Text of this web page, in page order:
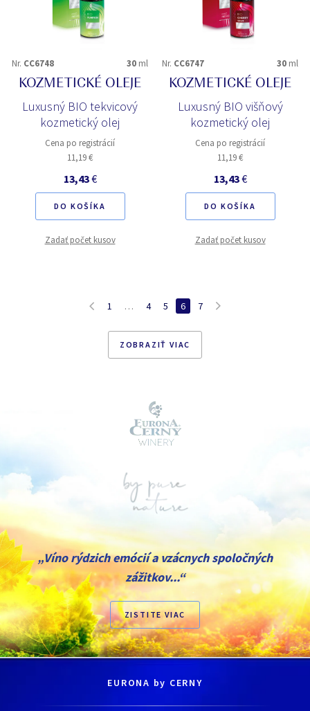
Nr. CC6748 30 ml
KOZMETICKÉ OLEJE
Luxusný BIO tekvicový
kozmetický olej
Cena po registrácií
11,19 €
13,43€
DO KOŠÍKA
Zadať počet kusov
Nr. CC6747 30 ml
KOZMETICKÉ OLEJE
Luxusný BIO višňový
kozmetický olej
Cena po registrácií
11,19 €
13,43€
DO KOŠÍKA
Zadať počet kusov
1 … 4 5 6 7
ZOBRAZIŤ VIAC
„Víno rýdzich emócií a vzácnych spoločných
zážitkov...“
ZISTITE VIAC
EURONA by CERNY